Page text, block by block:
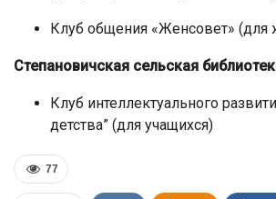
Клуб общения «Женсовет»
Степановичская сельская
Клуб интеллектуального
детства” (для учащихся)
77